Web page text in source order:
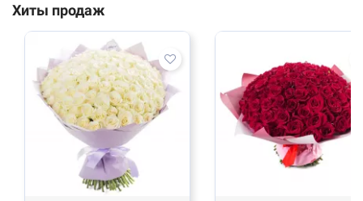
Хиты продаж